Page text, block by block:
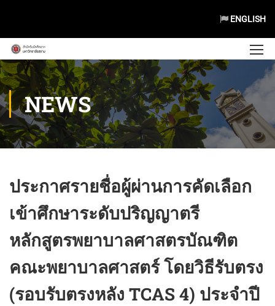
ENGLISH
NEWS
ประกาศรายชื่อผู้ผ่านการคัดเลือก
เข้าศึกษาระดับปริญญาตรี
หลักสูตรพยาบาลศาสตรบัณฑิต
คณะพยาบาลศาสตร์ โดยวิธีรับตรง
(รอบรับตรงหลัง TCAS 4) ประจำปี